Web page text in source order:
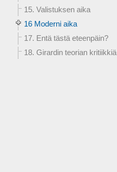
15. Valistuksen aika
16 Moderni aika
17. Entä tästä eteenpäin?
18. Girardin teorian kritiikkiä